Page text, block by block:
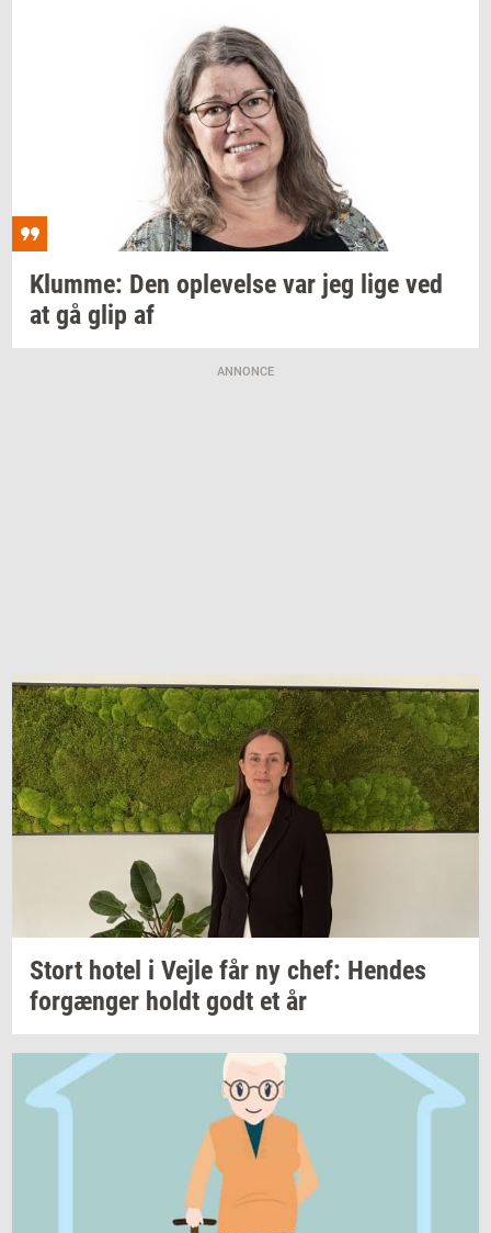
Klum­me: Den op­le­vel­se var jeg lige ved
at gå glip af
ANNONCE
Stort hotel i Vejle får ny chef: Hen­des
for­gæn­ger holdt godt et år